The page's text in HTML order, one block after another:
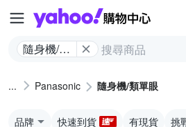
隨身機/類
Panasonic 隨身機/類單眼
品牌 快速到貨 有現貨 挑